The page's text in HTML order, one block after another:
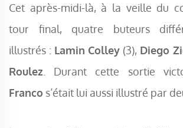
Cet après-midi-là, à la veille du
tour final, quatre buteurs
illustrés : Lamin Colley (3), Diego
Roulez . Durant cette sortie
Franco s’était lui aussi illustré par